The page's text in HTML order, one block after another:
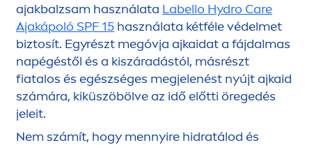
ajakbalzsam használata Labello Hydro Care
Ajakápoló SPF 15 használata kétféle védelmet
biztosít. Egyrészt megóvja ajkaidat a fájdalmas
napégéstől és a kiszáradástól, másrészt
fiatalos és egészséges megjelenést nyújt ajkaid
számára, kiküszöbölve az idő előtti öregedés
jeleit.
Nem számít, hogy mennyire hidratálod és